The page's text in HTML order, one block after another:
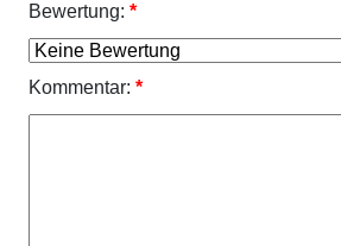
Bewertung: *
Kommentar: *